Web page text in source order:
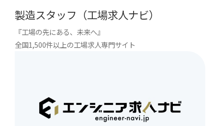
製造スタッフ（工場求人ナビ）
『工場の先にある、未来へ』
全国1,500件以上の工場求人専門サイト